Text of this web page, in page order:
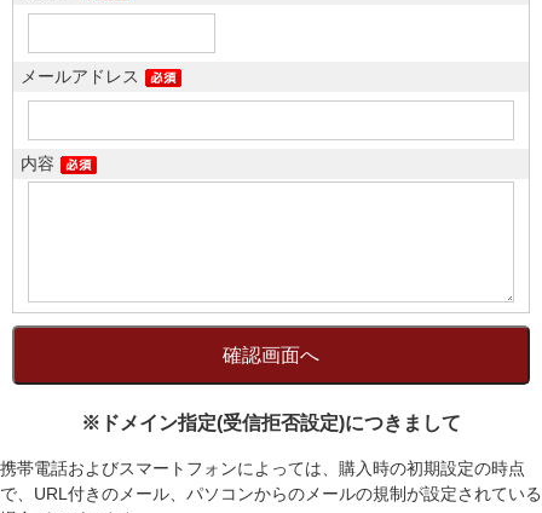
メールアドレス
内容
※ドメイン指定(受信拒否設定)につきまして
携帯電話およびスマートフォンによっては、購入時の初期設定の時点
で、URL付きのメール、パソコンからのメールの規制が設定されている